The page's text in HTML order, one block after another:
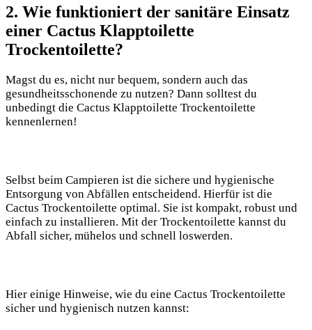
2. Wie funktioniert der sanitäre Einsatz
einer Cactus Klapptoilette
Trockentoilette?
Magst du es, nicht nur bequem, sondern auch das
gesundheitsschonende zu nutzen? Dann solltest du
unbedingt die Cactus Klapptoilette Trockentoilette
kennenlernen!
Selbst beim Campieren ist die sichere und hygienische
Entsorgung von Abfällen entscheidend. Hierfür ist die
Cactus Trockentoilette optimal. Sie ist kompakt, robust und
einfach zu installieren. Mit der Trockentoilette kannst du
Abfall sicher, mühelos und schnell loswerden.
Hier einige Hinweise, wie du eine Cactus Trockentoilette
sicher und hygienisch nutzen kannst: